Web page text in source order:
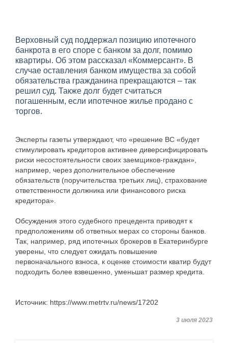
Верховный суд поддержал позицию ипотечного
банкрота в его споре с банком за долг, помимо
квартиры. Об этом рассказал «Коммерсант». В
случае оставления банком имущества за собой
обязательства гражданина прекращаются – так
решил суд. Также долг будет считаться
погашенным, если ипотечное жилье продано с
торгов.
Эксперты газеты утверждают, что «решение ВС «будет
стимулировать кредиторов активнее диверсифицировать
риски несостоятельности своих заемщиков-граждан»,
например, через дополнительное обеспечение
обязательств (поручительства третьих лиц), страхование
ответственности должника или финансового риска
кредитора».
Обсуждения этого судебного прецедента приводят к
предположениям об ответных мерах со стороны банков.
Так, например, ряд ипотечных брокеров в Екатеринбурге
уверены, что следует ожидать повышение
первоначального взноса, к оценке стоимости кватир будут
подходить более взвешенно, уменьшат размер кредита.
Источник: https://www.metrtv.ru/news/17202
3 июля 2023